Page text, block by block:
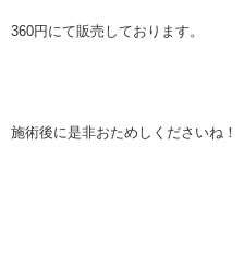
360円にて販売しております。
施術後に是非おためしくださいね！